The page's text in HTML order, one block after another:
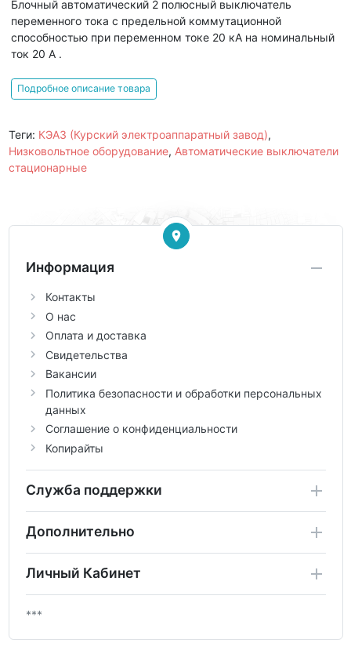
Блочный автоматический 2 полюсный выключатель
переменного тока с предельной коммутационной
способностью при переменном токе 20 кА на номинальный
ток 20 А .
Подробное описание товара
Теги: КЭАЗ (Курский электроаппаратный завод),
Низковольтное оборудование, Автоматические выключатели
стационарные
Информация
Контакты
О нас
Оплата и доставка
Свидетельства
Вакансии
Политика безопасности и обработки персональных
данных
Соглашение о конфиденциальности
Копирайты
Служба поддержки
Дополнительно
Личный Кабинет
***